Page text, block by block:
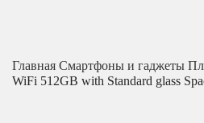
Главная Смартфоны и гаджеты
WiFi 512GB with Standard glass